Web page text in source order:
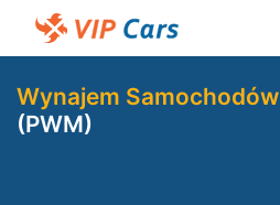
Wynajem Samochodów
(PWM)